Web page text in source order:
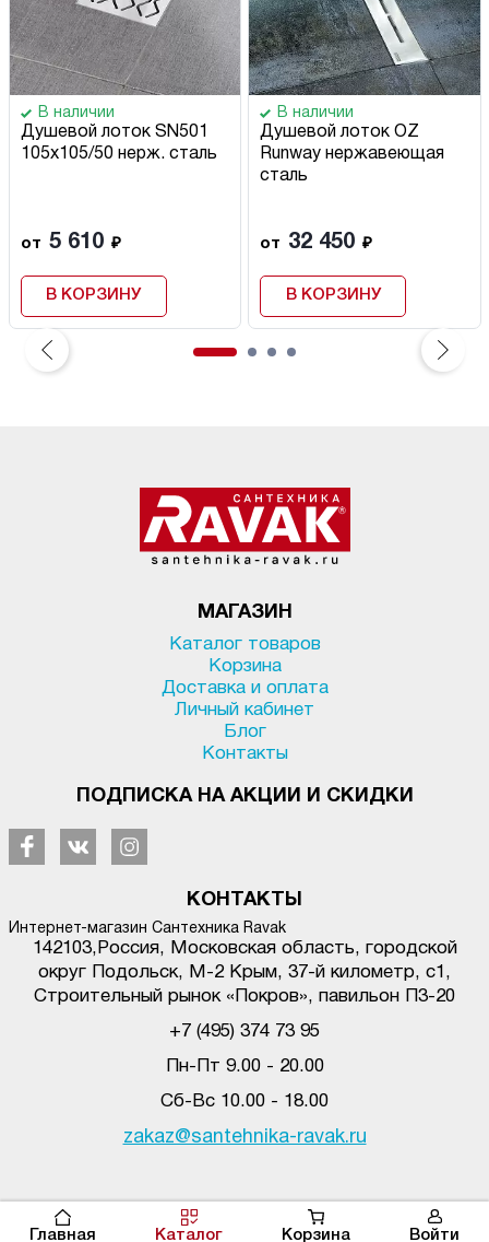
Главная Каталог Корзина Войти
В наличии
Душевой лоток SN501
105х105/50 нерж. сталь
от 5 610 ₽
В КОРЗИНУ
В наличии
Душевой лоток OZ
Runway нержавеющая
сталь
от 32 450 ₽
В КОРЗИНУ
МАГАЗИН
Каталог товаров
Корзина
Доставка и оплата
Личный кабинет
Блог
Контакты
ПОДПИСКА НА АКЦИИ И СКИДКИ
КОНТАКТЫ
Интернет-магазин Сантехника Ravak
142103, Россия, Московская область, городской
округ Подольск, М-2 Крым, 37-й километр, с1 ,
Строительный рынок «Покров», павильон П3-20
+7 (495) 374 73 95
Пн-Пт 9.00 - 20.00
Сб-Вс 10.00 - 18.00
zakaz@santehnika-ravak.ru
© santehnika-ravak.ru, 2017-2020. Копирование материалов сайта без
активной ссылки на источник запрещено.